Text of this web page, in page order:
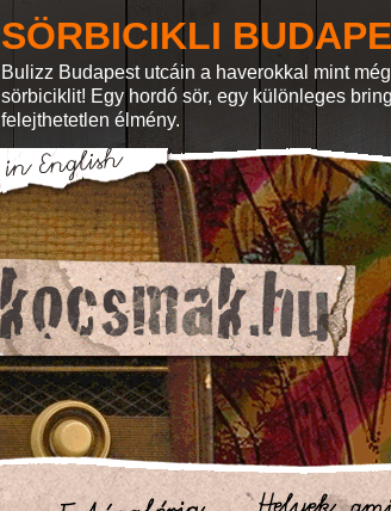
SÖRBICIKLI
Bulizz Budapest utcáin a haverokkal mint
sörbiciklit! Egy hordó sör, egy különleges
felejthetetlen élmény.